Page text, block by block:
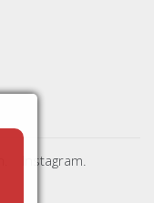
Instagram.